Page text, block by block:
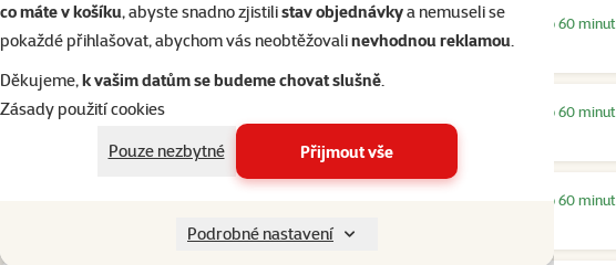
co máte v košíku, abyste snadno zjistilistav objednávkya nemuseli se
pokaždé přihlašovat, abychom vás neobtěžovalinevhodnou reklamou.
Děkujeme,k vašim datům se budeme chovat slušně.
Zásady použití cookies
Pouze nezbytné
Přijmout vše
Podrobné nastavení
Český Krumlov
Urbinská 238, Český Krumlov
do 60 minut
Čestlice
Čestlice komerční zóna, U Makra 123, Čestlice
do 60 minut
do 60 minut